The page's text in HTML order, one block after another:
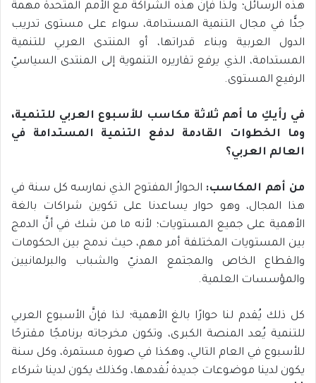
هذه الرسائل؛ ولذا فإنَّ هذه الشراكة مع الأمم المتحدة مهمة
جدًّا في مجال التنمية المستدامة، سواء على مستوى تدريب
الدول العربية وبناء قدراتها، أو المنتدى العربي للتنمية
المستدامة، الذي يرفع تقاريره التنموية إلى المنتدى السياسيّ
الرفيع المستوى.
في رأيكِ ما أهم ثلاثة مكاسب للأسبوع العربي للتنمية،
وما الخطوات القادمة لدفع التنمية المستدامة في
العالم العربي؟
من أهم المكاسب: الحوارُ المفتوح الذي نمارسه كل سنة في
هذا المجال، وهو حوار يساعدنا على تكوين شراكات بالغة
الأهمية على جميع المستويات؛ لأنه ما من شك في أنَّ الدمج
بين المستويات المختلفة أمر مهم، حيث ندمج بين الحكومات
والقطاع الخاص والمجتمع المدنيّ والشباب والبرلمانيين
والمؤسسات العلمية.
كل ذلك يُقدم لنا حوارًا بالغ الأهمية؛ لذا فإنَّ الأسبوع العربي
للتنمية يُعد المنصة الكبرى، وتكون مخرجاته برنامجًا مقترحًا
للأسبوع في العام التالي، وهكذا في صورة مستمرة، وكل سنة
يكون لدينا موضوعات جديدة نُقدمها، وكذلك يكون لدينا شركاء